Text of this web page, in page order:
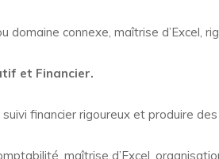
connexe, maîtrise d’Excel,
et Financier.
financier rigoureux et produire
maîtrise d’Excel,